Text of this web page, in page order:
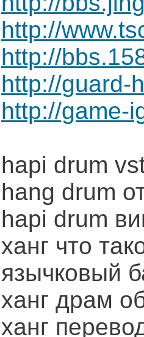
http://
http://
http://guard-
http://game-
hapi drum
hang drum
hapi drum
ханг что
язычковый
ханг драм
ханг